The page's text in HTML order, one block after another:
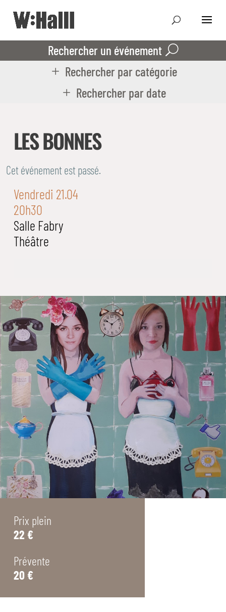
Rechercher un événement
Rechercher par catégorie
Rechercher par date
LES BONNES
Cet événement est passé.
Vendredi 21.04
20h30
Salle Fabry
Théâtre
Prix plein
22 €
Prévente
20 €